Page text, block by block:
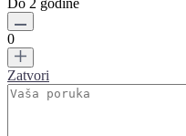
0
Zatvori